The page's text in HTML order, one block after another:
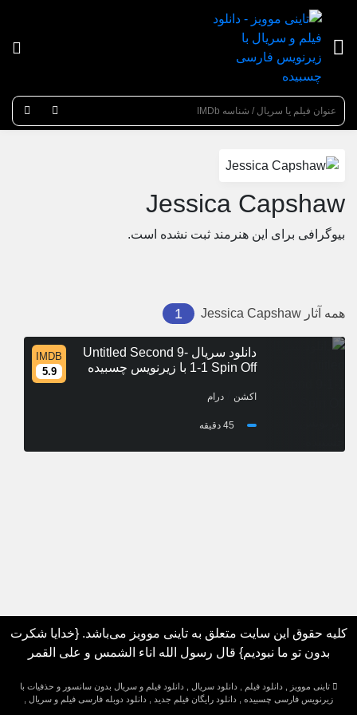
عنوان
Jessica Capshaw
بیوگرافی برای این هنرمند ثبت نشده است.
همه آثار Jessica Capshaw
1
دانلود سریال Untitled Second 9-
1-1 Spin Off با زیرنویس چسبیده
IMDB
5.9
اکشن درام
45 دقیقه
کلیه حقوق این سایت متعلق به تاینی موویز می‌باشد. {خدایا شکرت
بدون تو ما نبودیم} قال رسول الله اناء الشمس و علی القمر
تاینی موویز , دانلود فیلم , دانلود سریال , دانلود فیلم و سریال بدون سانسور و حذفیات با
زیرنویس فارسی چسبیده , دانلود رایگان فیلم جدید , دانلود دوبله فارسی فیلم و سریال ,